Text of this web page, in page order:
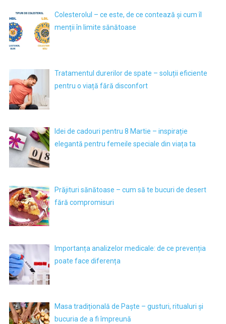
Colesterolul – ce este, de ce contează și cum îl
menții în limite sănătoase
Tratamentul durerilor de spate – soluții eficiente
pentru o viață fără disconfort
Idei de cadouri pentru 8 Martie – inspirație
elegantă pentru femeile speciale din viața ta
Prăjituri sănătoase – cum să te bucuri de desert
fără compromisuri
Importanța analizelor medicale: de ce prevenția
poate face diferența
Masa tradițională de Paște – gusturi, ritualuri și
bucuria de a fi împreună